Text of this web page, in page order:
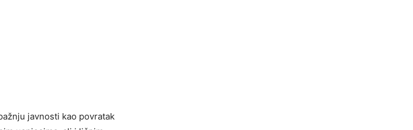
javnosti kao povratak